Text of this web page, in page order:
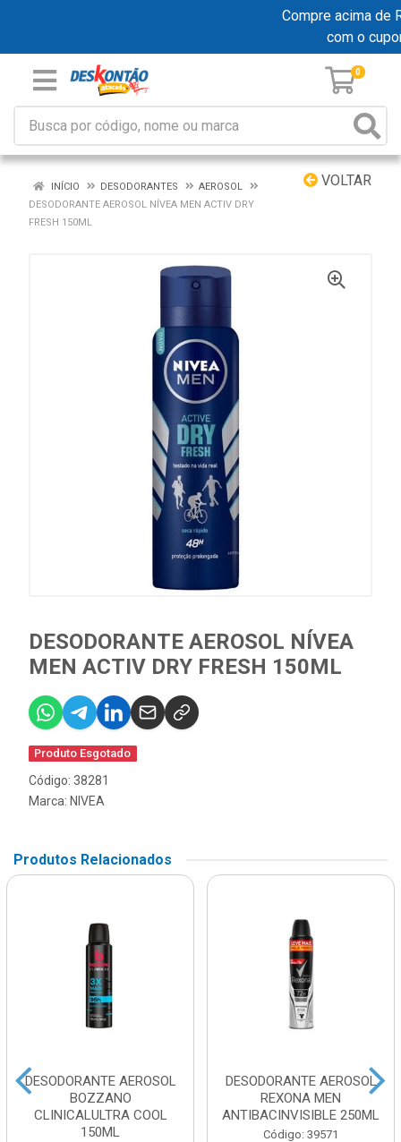
Compre acima de
com o
0
VOLTAR
INÍCIO DESODORANTES
AEROSOL
DESODORANTE AEROSOL NÍVEA MEN ACTIV DRY
FRESH 150ML
DESODORANTE AEROSOL NÍVEA
MEN ACTIV DRY FRESH 150ML
Produto Esgotado
Código: 38281
Marca: NIVEA
Produtos Relacionados
DESODORANTE AEROSOL
BOZZANO
CLINICALULTRA COOL
150ML
DESODORANTE AEROSOL
REXONA MEN
ANTIBACINVISIBLE 250ML
Código: 39571